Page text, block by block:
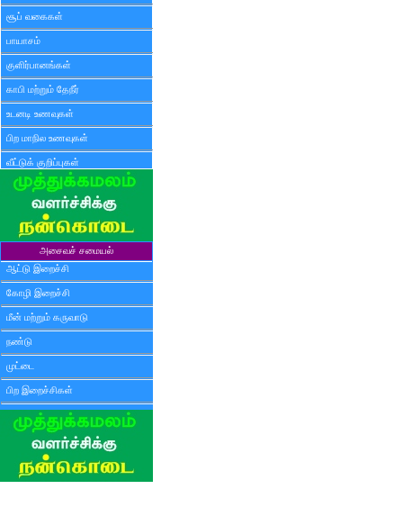
சூப் வகைகள்
பாயாசம்
குளிர்பானங்கள்
காபி மற்றும் தேநீர்
உடனடி உணவுகள்
பிற மாநில உணவுகள்
வீட்டுக் குறிப்புகள்
அசைவச் சமையல்
ஆட்டு இறைச்சி
கோழி இறைச்சி
மீன் மற்றும் கருவாடு
நண்டு
முட்டை
பிற இறைச்சிகள்